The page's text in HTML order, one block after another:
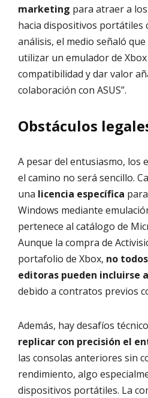
marketing para atraer a
hacia dispositivos portátiles
análisis, el medio señaló
utilizar un emulador de
compatibilidad y dar valor
colaboración con ASUS”.
Obstáculos
A pesar del entusiasmo, los
el camino no será sencillo.
una licencia específica
Windows mediante
pertenece al catálogo de
Aunque la compra de
portafolio de Xbox, no
editoras pueden incluirse
debido a contratos previos
Además, hay desafíos
replicar con precisión el
las consolas anteriores sin
rendimiento, algo
dispositivos portátiles. La